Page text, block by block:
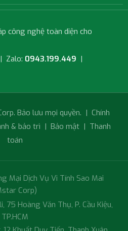
công nghệ toàn diện cho
| Zalo: 0943.199.449 |
Bảo lưu mọi quyền. | Chính
& bảo trì | Bảo mật | Thanh
toán
Mại Dịch Vụ Vi Tính Sao Mai
Corp)
75 Hoàng Văn Thụ, P. Cầu Kiệu,
TP.HCM